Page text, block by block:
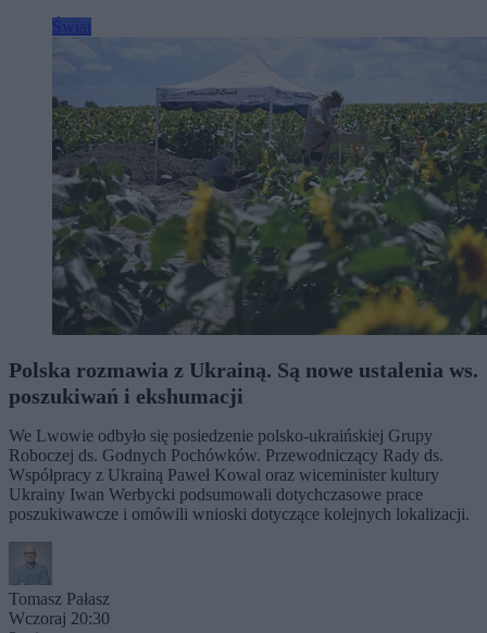
Polska rozmawia z Ukrainą. Są nowe ustalenia ws.
poszukiwań i ekshumacji
We Lwowie odbyło się posiedzenie polsko-ukraińskiej Grupy
Roboczej ds. Godnych Pochówków. Przewodniczący Rady ds.
Współpracy z Ukrainą Paweł Kowal oraz wiceminister kultury
Ukrainy Iwan Werbycki podsumowali dotychczasowe prace
poszukiwawcze i omówili wnioski dotyczące kolejnych lokalizacji.
Tomasz Pałasz
Wczoraj 20:30